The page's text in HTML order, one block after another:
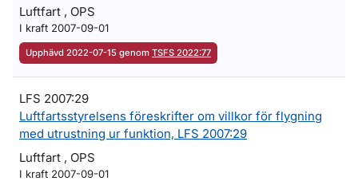
Luftfart , OPS
I kraft 2007-09-01
Upphävd 2022-07-15 genom TSFS 2022:77
LFS 2007:29
Luftfartsstyrelsens föreskrifter om villkor för flygning
med utrustning ur funktion, LFS 2007:29
Luftfart , OPS
I kraft 2007-09-01